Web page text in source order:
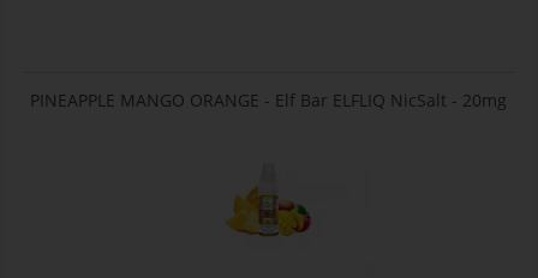
PINEAPPLE MANGO ORANGE - Elf Bar ELFLIQ NicSalt - 20mg